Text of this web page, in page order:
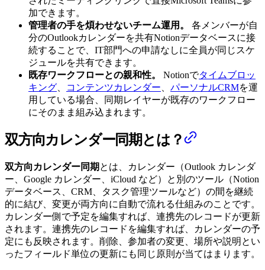
加できます。
管理者の手を煩わせないチーム運用。
各メンバーが自
分のOutlookカレンダーを共有Notionデータベースに接
続することで、IT部門への申請なしに全員が同じスケ
ジュールを共有できます。
既存ワークフローとの親和性。
Notionでタイムブロッ
キング
コンテンツカレンダー パーソナルCRMを運
用している場合、同期レイヤーが既存のワークフロー
にそのまま組み込まれます。
双方向カレンダー同期とは？
双方向カレンダー同期 とは、カレンダー（Outlook カレンダ
ー、Google カレンダー、iCloud など）と別のツール（Notion
データベース、CRM、タスク管理ツールなど）の間を継続
的に結び、変更が両方向に自動で流れる仕組みのことです。
カレンダー側で予定を編集すれば、連携先のレコードが更新
されます。連携先のレコードを編集すれば、カレンダーの予
定にも反映されます。削除、参加者の変更、場所や説明とい
ったフィールド単位の更新にも同じ原則が当てはまります。